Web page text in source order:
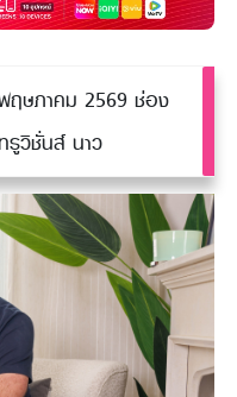
ฤษภาคม 2569 ช่อง
รูวิชั่นส์ นาว